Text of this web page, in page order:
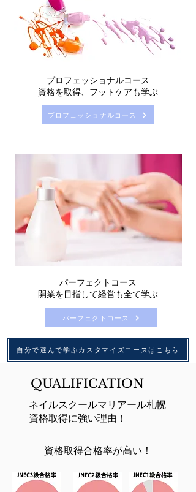
プロフェッショナルコース
資格を取得、フットケアも学ぶ
プロフェッショナルコース
​パーフェクトコース
開業を目指して経営も全て学ぶ
パーフェクトコース
自分で選んで学ぶカスタマイズコースはこちら
QUALIFICATION
ネイルスクールマリアール札幌
資格取得に強い理由！
​資格取得合格率が高い！